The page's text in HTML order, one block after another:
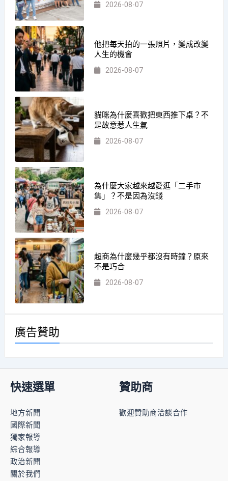
2026-08-07
他把每天拍的一張照片，變成改變
人生的機會
2026-08-07
貓咪為什麼喜歡把東西推下桌？不
是故意惹人生氣
2026-08-07
為什麼大家越來越愛逛「二手市
集」？不是因為沒錢
2026-08-07
超商為什麼幾乎都沒有時鐘？原來
不是巧合
2026-08-07
廣告贊助
快速選單
地方新聞
國際新聞
獨家報導
綜合報導
政治新聞
關於我們
贊助商
歡迎贊助商洽談合作